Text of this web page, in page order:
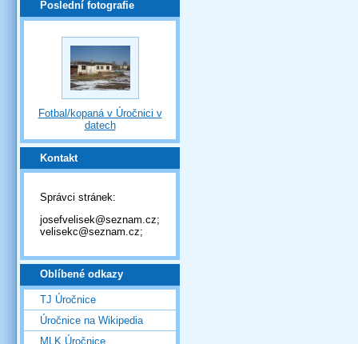
Poslední fotografie
Fotbal/kopaná v Úročnici v
datech
Kontakt
Správci stránek:
josefvelisek@seznam.cz;
velisekc@seznam.cz;
Oblíbené odkazy
TJ Úročnice
Úročnice na Wikipedia
MLK Úročnice